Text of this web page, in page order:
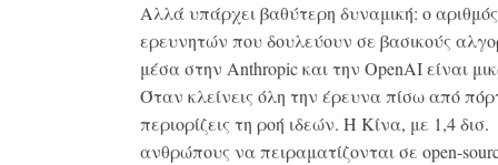
Αλλά υπάρχει βαθύτερη δυναμική: ο
ερευνητών που δουλεύουν σε βασικούς
μέσα στην Anthropic και την OpenAI είναι
Όταν κλείνεις όλη την έρευνα πίσω από
περιορίζεις τη ροή ιδεών. Η Κίνα, με 1,4 δισ.
ανθρώπους να πειραματίζονται σε open-